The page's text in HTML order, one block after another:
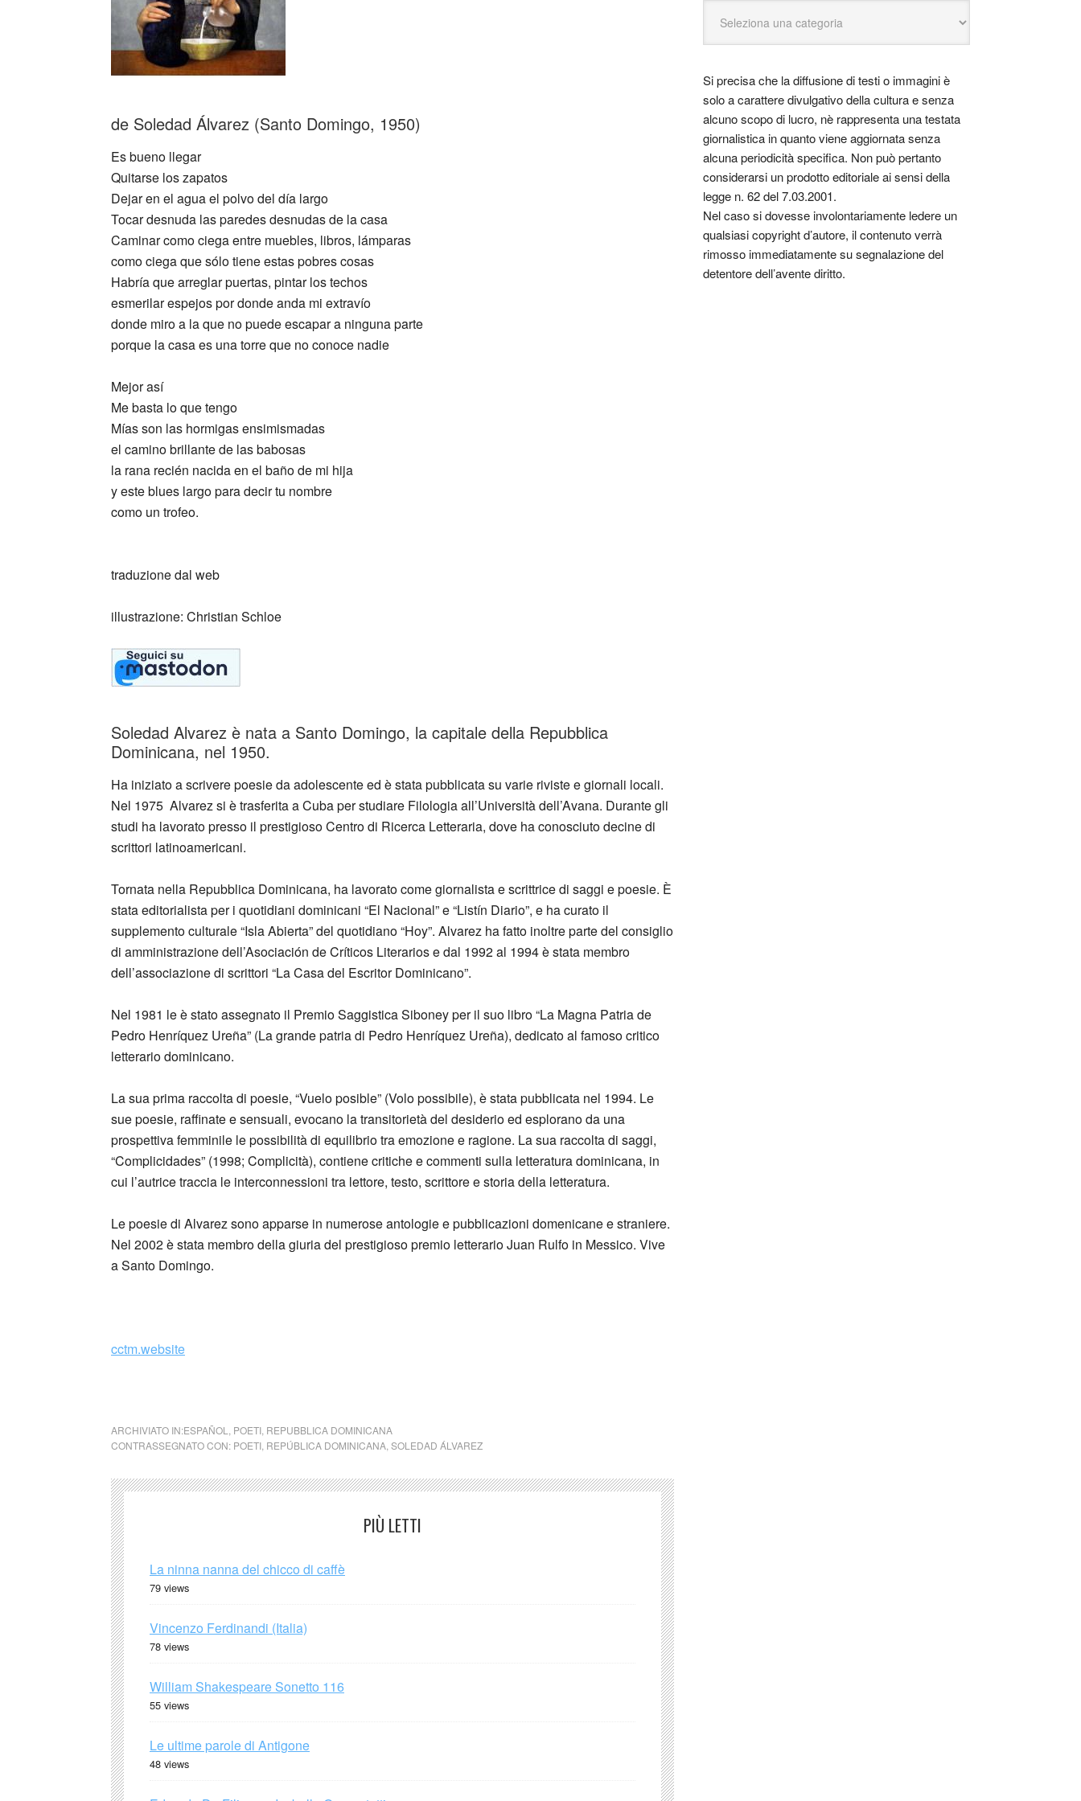
de Soledad Álvarez (Santo Domingo, 1950)
Es bueno llegar
Quitarse los zapatos
Dejar en el agua el polvo del día largo
Tocar desnuda las paredes desnudas de la casa
Caminar como ciega entre muebles, libros, lámparas
como ciega que sólo tiene estas pobres cosas
Habría que arreglar puertas, pintar los techos
esmerilar espejos por donde anda mi extravío
donde miro a la que no puede escapar a ninguna parte
porque la casa es una torre que no conoce nadie
Mejor así
Me basta lo que tengo
Mías son las hormigas ensimismadas
el camino brillante de las babosas
la rana recién nacida en el baño de mi hija
y este blues largo para decir tu nombre
como un trofeo.
traduzione dal web
illustrazione: Christian Schloe
Soledad Alvarez è nata a Santo Domingo, la capitale della Repubblica
Dominicana, nel 1950.
Ha iniziato a scrivere poesie da adolescente ed è stata pubblicata su varie riviste e giornali locali.
Nel 1975 Alvarez si è trasferita a Cuba per studiare Filologia all’Università dell’Avana. Durante gli
studi ha lavorato presso il prestigioso Centro di Ricerca Letteraria, dove ha conosciuto decine di
scrittori latinoamericani.
Tornata nella Repubblica Dominicana, ha lavorato come giornalista e scrittrice di saggi e poesie. È
stata editorialista per i quotidiani dominicani “El Nacional” e “Listín Diario”, e ha curato il
supplemento culturale “Isla Abierta” del quotidiano “Hoy”. Alvarez ha fatto inoltre parte del consiglio
di amministrazione dell’Asociación de Críticos Literarios e dal 1992 al 1994 è stata membro
dell’associazione di scrittori “La Casa del Escritor Dominicano”.
Nel 1981 le è stato assegnato il Premio Saggistica Siboney per il suo libro “La Magna Patria de
Pedro Henríquez Ureña” (La grande patria di Pedro Henríquez Ureña), dedicato al famoso critico
letterario dominicano.
La sua prima raccolta di poesie, “Vuelo posible” (Volo possibile), è stata pubblicata nel 1994. Le
sue poesie, raffinate e sensuali, evocano la transitorietà del desiderio ed esplorano da una
prospettiva femminile le possibilità di equilibrio tra emozione e ragione. La sua raccolta di saggi,
“Complicidades” (1998; Complicità), contiene critiche e commenti sulla letteratura dominicana, in
cui l’autrice traccia le interconnessioni tra lettore, testo, scrittore e storia della letteratura.
Le poesie di Alvarez sono apparse in numerose antologie e pubblicazioni domenicane e straniere.
Nel 2002 è stata membro della giuria del prestigioso premio letterario Juan Rulfo in Messico. Vive
a Santo Domingo.
cctm.website
ARCHIVIATO IN:ESPAÑOL POETI REPUBBLICA DOMINICANA
CONTRASSEGNATO CON: POETI REPÚBLICA DOMINICANA SOLEDAD ÁLVAREZ
PIÙ LETTI
La ninna nanna del chicco di caffè
79 views
Vincenzo Ferdinandi (Italia)
78 views
William Shakespeare Sonetto 116
55 views
Le ultime parole di Antigone
48 views
Si precisa che la diffusione di testi o immagini è
solo a carattere divulgativo della cultura e senza
alcuno scopo di lucro, nè rappresenta una testata
giornalistica in quanto viene aggiornata senza
alcuna periodicità specifica. Non può pertanto
considerarsi un prodotto editoriale ai sensi della
legge n. 62 del 7.03.2001.
Nel caso si dovesse involontariamente ledere un
qualsiasi copyright d’autore, il contenuto verrà
rimosso immediatamente su segnalazione del
detentore dell’avente diritto.